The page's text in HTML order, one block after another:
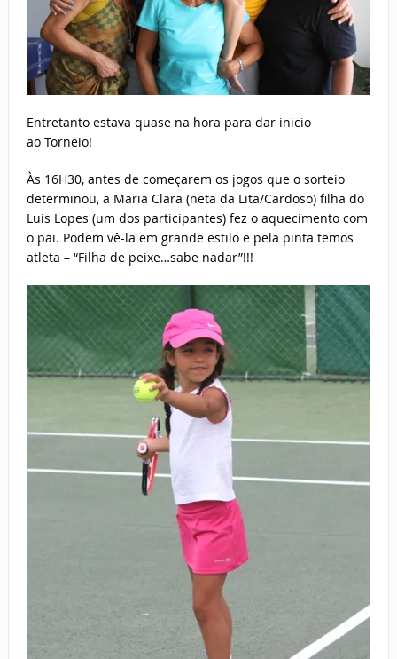
Entretanto estava quase na hora para dar inicio
ao Torneio!
Às 16H30, antes de começarem os jogos que o sorteio
determinou, a Maria Clara (neta da Lita/Cardoso) filha do
Luis Lopes (um dos participantes) fez o aquecimento com
o pai. Podem vê-la em grande estilo e pela pinta temos
atleta – “Filha de peixe…sabe nadar”!!!